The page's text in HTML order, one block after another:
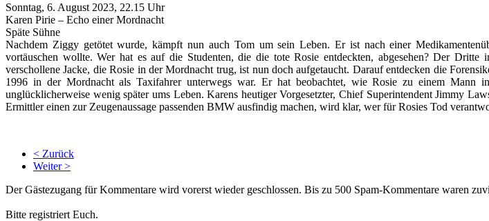
Sonntag, 6. August 2023, 22.15 Uhr
Karen Pirie – Echo einer Mordnacht
Späte Sühne
Nachdem Ziggy getötet wurde, kämpft nun auch Tom um sein Leben. Er ist nach einer
vortäuschen wollte. Wer hat es auf die Studenten, die die tote Rosie entdeckten, abgesehen? Der
verschollene Jacke, die Rosie in der Mordnacht trug, ist nun doch aufgetaucht. Darauf entdecken die
1996 in der Mordnacht als Taxifahrer unterwegs war. Er hat beobachtet, wie Rosie zu einem Mann
unglücklicherweise wenig später ums Leben. Karens heutiger Vorgesetzter, Chief Superintendent Jimmy
Ermittler einen zur Zeugenaussage passenden BMW ausfindig machen, wird klar, wer für Rosies Tod
< Zurück
Weiter >
Der Gästezugang für Kommentare wird vorerst wieder geschlossen. Bis zu 500 Spam-Kommentare waren
Bitte registriert Euch.